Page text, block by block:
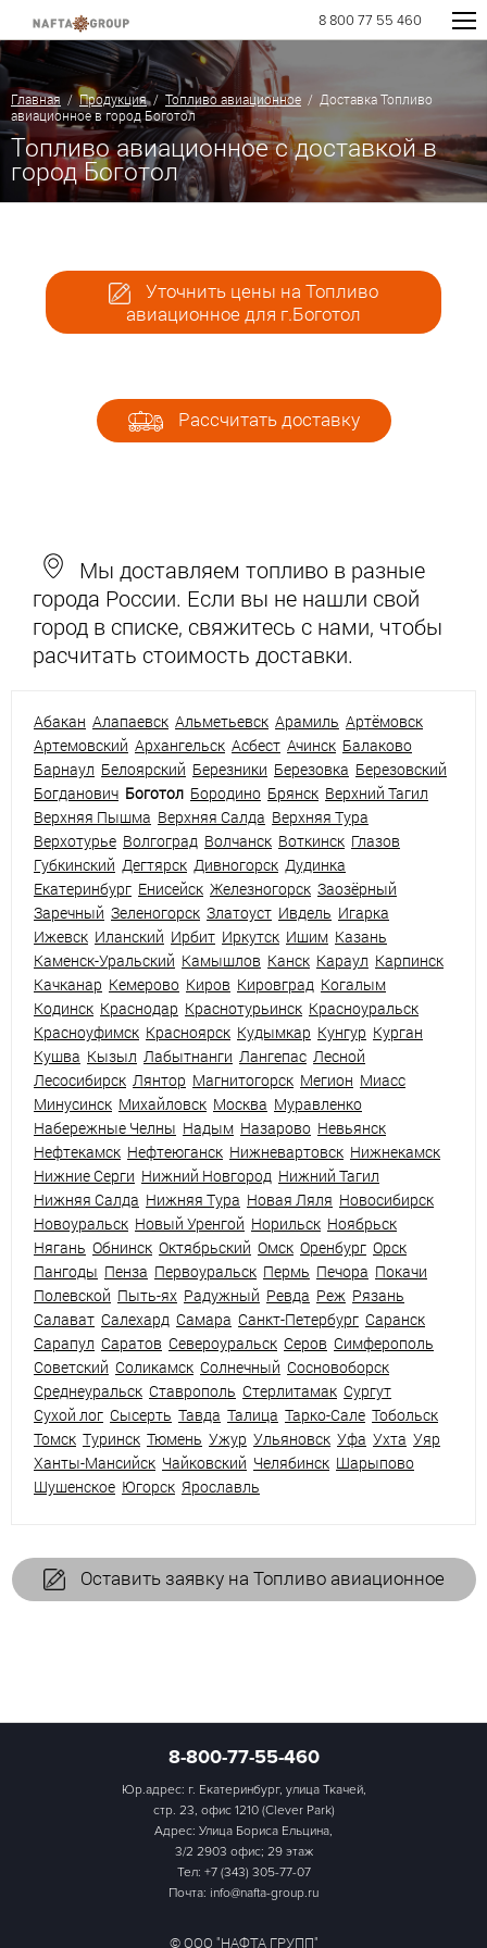
8 800 77 55 460
Главная /Продукция/ Топливо авиационное / Доставка Топливо
авиационное в город Боготол
Топливо авиационное с доставкой в
город Боготол
Уточнить цены на Топливо
авиационное для г.Боготол
Рассчитать доставку
Мы доставляем топливо в разные
города России. Если вы не нашли свой
город в списке, свяжитесь с нами, чтобы
расчитать стоимость доставки.
Абакан Алапаевск Альметьевск Арамиль Артёмовск
Артемовский Архангельск Асбест Ачинск Балаково
Барнаул Белоярский Березники Березовка Березовский
Богданович Боготол Бородино Брянск Верхний Тагил
Верхняя Пышма Верхняя Салда Верхняя Тура
Верхотурье Волгоград Волчанск Воткинск Глазов
Губкинский Дегтярск Дивногорск Дудинка
Екатеринбург Енисейск Железногорск Заозёрный
Заречный Зеленогорск Златоуст Ивдель Игарка
Ижевск Иланский Ирбит Иркутск Ишим Казань
Каменск-Уральский Камышлов Канск Караул Карпинск
Качканар Кемерово Киров Кировград Когалым
Кодинск Краснодар Краснотурьинск Красноуральск
Красноуфимск Красноярск Кудымкар Кунгур Курган
Кушва Кызыл Лабытнанги Лангепас Лесной
Лесосибирск Лянтор Магнитогорск Мегион Миасс
Минусинск Михайловск Москва Муравленко
Набережные Челны Надым Назарово Невьянск
Нефтекамск Нефтеюганск Нижневартовск Нижнекамск
Нижние Серги Нижний Новгород Нижний Тагил
Нижняя Салда Нижняя Тура Новая Ляля Новосибирск
Новоуральск Новый Уренгой Норильск Ноябрьск
Нягань Обнинск Октябрьский Омск Оренбург Орск
Пангоды Пенза Первоуральск Пермь Печора Покачи
Полевской Пыть-ях Радужный Ревда Реж Рязань
Салават Салехард Самара Санкт-Петербург Саранск
Сарапул Саратов Североуральск Серов Симферополь
Советский Соликамск Солнечный Сосновоборск
Среднеуральск Ставрополь Стерлитамак Сургут
Сухой лог Сысерть Тавда Талица Тарко-Сале Тобольск
Томск Туринск Тюмень Ужур Ульяновск Уфа Ухта Уяр
Ханты-Мансийск Чайковский Челябинск Шарыпово
Шушенское Югорск Ярославль
Оставить заявку на Топливо авиационное
8-800-77-55-460
Юр.адрес: г. Екатеринбург, улица Ткачей,
стр. 23, офис 1210 (Clever Park)
Адрес: Улица Бориса Ельцина,
3/2 2903 офис; 29 этаж
Тел: +7 (343) 305-77-07
Почта: info@nafta-group.ru
© ООО "НАФТА ГРУПП"